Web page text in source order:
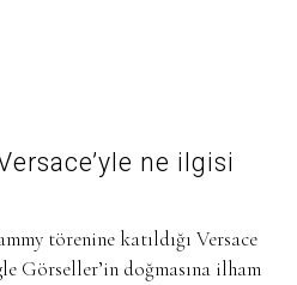
ne ilgisi
törenine katıldığı Versace
Görseller’in doğmasına ilham